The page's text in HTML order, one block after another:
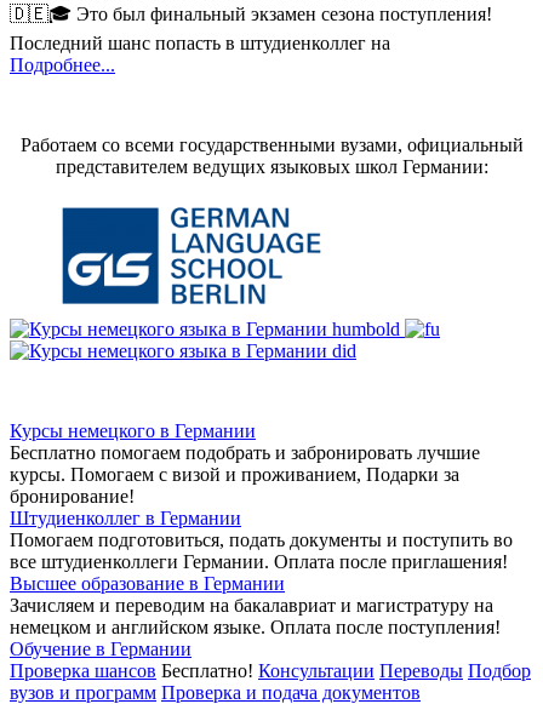
🇩🇪🎓 Это был финальный экзамен сезона поступления!
Последний шанс попасть в штудиенколлег на
Подробнее...
Работаем со всеми государственными вузами, официальный
представителем ведущих языковых школ Германии:
Курсы немецкого в Германии
Бесплатно помогаем подобрать и забронировать лучшие
курсы. Помогаем с визой и проживанием, Подарки за
бронирование!
Штудиенколлег в Германии
Помогаем подготовиться, подать документы и поступить во
все штудиенколлеги Германии. Оплата после приглашения!
Высшее образование в Германии
Зачисляем и переводим на бакалавриат и магистратуру на
немецком и английском языке. Оплата после поступления!
Обучение в Германии
Проверка шансов Бесплатно! Консультации Переводы Подбор
вузов и программ Проверка и подача документов